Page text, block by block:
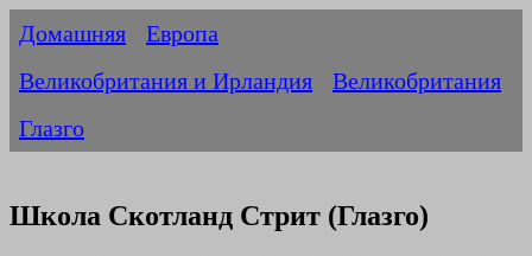
Домашняя
Европа
Великобритания и Ирландия
Великобритания
Глазго
Школа Скотланд Стрит (Глазго)